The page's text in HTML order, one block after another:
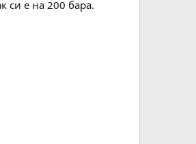
си е на 200 бара.